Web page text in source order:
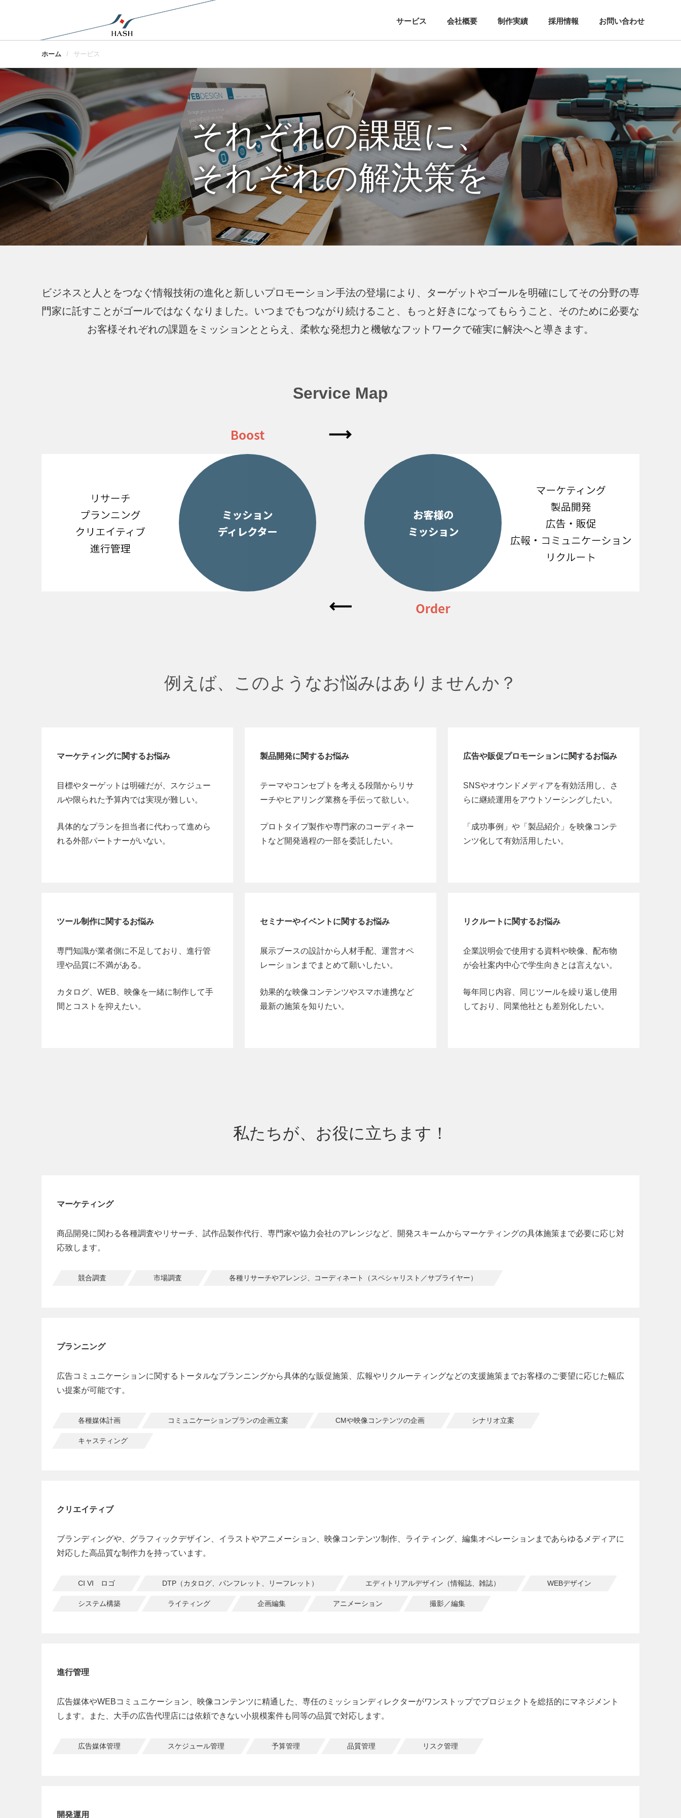
サービス 会社概要 制作実績 採用情報 お問い合わせ
ホーム サービス
それぞれの課題に、
それぞれの解決策を
ビジネスと人とをつなぐ情報技術の進化と新しいプロモーション手法の登場により、ターゲットやゴールを明確にしてその分野の専
門家に託すことがゴールではなくなりました。いつまでもつながり続けること、もっと好きになってもらうこと、そのために必要な
お客様それぞれの課題をミッションととらえ、柔軟な発想力と機敏なフットワークで確実に解決へと導きます。
Service Map
例えば、このようなお悩みはありませんか？
マーケティングに関するお悩み
目標やターゲットは明確だが、スケジュー
ルや限られた予算内では実現が難しい。
具体的なプランを担当者に代わって進めら
れる外部パートナーがいない。
製品開発に関するお悩み
テーマやコンセプトを考える段階からリサ
ーチやヒアリング業務を手伝って欲しい。
プロトタイプ製作や専門家のコーディネー
トなど開発過程の一部を委託したい。
広告や販促プロモーションに関するお悩み
SNSやオウンドメディアを有効活用し、さ
らに継続運用をアウトソーシングしたい。
「成功事例」や「製品紹介」を映像コンテ
ンツ化して有効活用したい。
ツール制作に関するお悩み
専門知識が業者側に不足しており、進行管
理や品質に不満がある。
カタログ、WEB、映像を一緒に制作して手
間とコストを抑えたい。
セミナーやイベントに関するお悩み
展示ブースの設計から人材手配、運営オペ
レーションまでまとめて願いしたい。
効果的な映像コンテンツやスマホ連携など
最新の施策を知りたい。
リクルートに関するお悩み
企業説明会で使用する資料や映像、配布物
が会社案内中心で学生向きとは言えない。
毎年同じ内容、同じツールを繰り返し使用
しており、同業他社とも差別化したい。
私たちが、お役に立ちます！
マーケティング
商品開発に関わる各種調査やリサーチ、試作品製作代行、専門家や協力会社のアレンジなど、開発スキームからマーケティングの具体施策まで必要に応じ対
応致します。
競合調査 市場調査 各種リサーチやアレンジ、コーディネート（スペシャリスト／サプライヤー）
プランニング
広告コミュニケーションに関するトータルなプランニングから具体的な販促施策、広報やリクルーティングなどの支援施策までお客様のご要望に応じた幅広
い提案が可能です。
各種媒体計画 コミュニケーションプランの企画立案 CMや映像コンテンツの企画 シナリオ立案
キャスティング
クリエイティブ
ブランディングや、グラフィックデザイン、イラストやアニメーション、映像コンテンツ制作、ライティング、編集オペレーションまであらゆるメディアに
対応した高品質な制作力を持っています。
CI VI ロゴ DTP（カタログ、パンフレット、リーフレット） エディトリアルデザイン（情報誌、雑誌） WEBデザイン
システム構築 ライティング 企画編集 アニメーション 撮影／編集
進行管理
広告媒体やWEBコミュニケーション、映像コンテンツに精通した、専任のミッションディレクターがワンストップでプロジェクトを総括的にマネジメント
します。また、大手の広告代理店には依頼できない小規模案件も同等の品質で対応します。
広告媒体管理 スケジュール管理 予算管理 品質管理 リスク管理
開発運用